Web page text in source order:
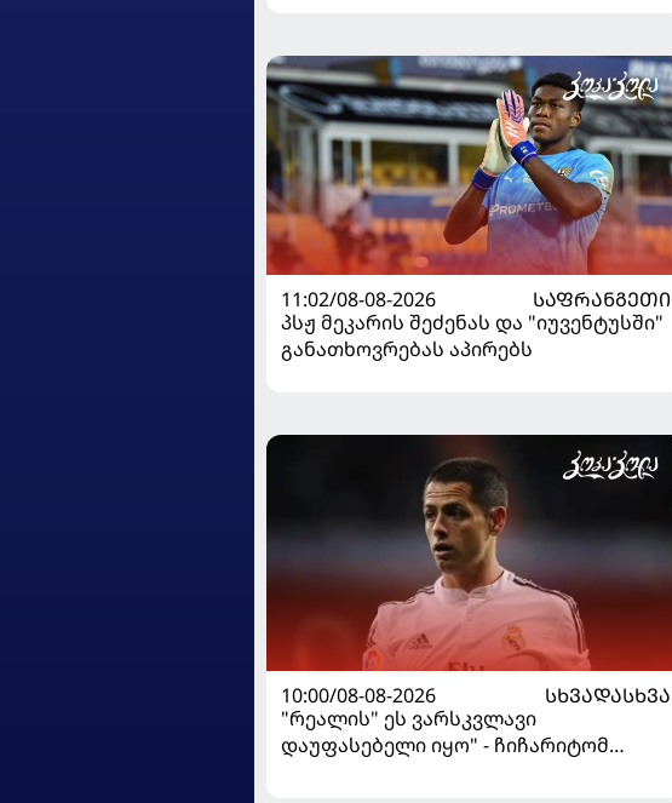
11:02/08-08-2026
ᲡᲐᲤᲠᲐᲜᲒᲔᲗᲘ
პსჟ მეკარის შეძენას და "იუვენტუსში"
განათხოვრებას აპირებს
10:00/08-08-2026
ᲡᲮᲕᲐᲓᲐᲡᲮᲕᲐ
"რეალის" ეს ვარსკვლავი
დაუფასებელი იყო" - ჩიჩარიტომ